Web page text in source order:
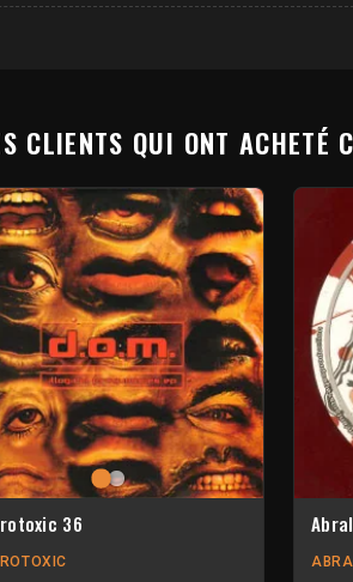
CLIENTS QUI ONT ACHETÉ
36